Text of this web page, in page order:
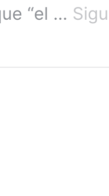
“el …